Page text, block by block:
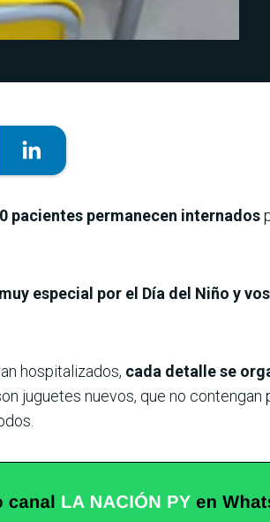
pacientes permanecen internados
especial por el Día del Niño y
hospitalizados, cada detalle se
juguetes nuevos, que no